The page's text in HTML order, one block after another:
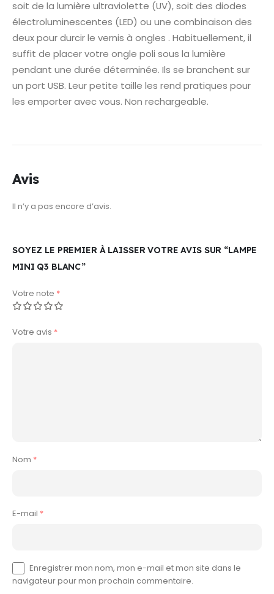
soit de la lumière ultraviolette (UV), soit des diodes
électroluminescentes (LED) ou une combinaison des
deux pour durcir le vernis à ongles . Habituellement, il
suffit de placer votre ongle poli sous la lumière
pendant une durée déterminée. Ils se branchent sur
un port USB. Leur petite taille les rend pratiques pour
les emporter avec vous. Non rechargeable.
Avis
Il n’y a pas encore d’avis.
SOYEZ LE PREMIER À LAISSER VOTRE AVIS SUR “LAMPE
MINI Q3 BLANC”
Votre note *
Votre avis *
Nom *
E-mail *
Enregistrer mon nom, mon e-mail et mon site dans le
navigateur pour mon prochain commentaire.